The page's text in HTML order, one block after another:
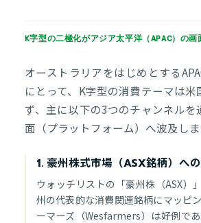
K字型の二極化がアジア太平洋（APAC）の画
オーストラリアをはじめとする
にとって、K字型の消費テーマは
ず、主に以下の3つのチャンネル
面（プラットフォーム）へ波及しま
1. 豪州株式市場（ASX銘柄）へ
ウォッチリストの「豪州株（ASX）
州の代表的な消費関連銘柄にマッピ
ーマーズ（Wesfarmers）は好例で